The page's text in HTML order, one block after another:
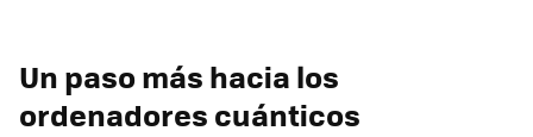
Un paso más hacia los
ordenadores cuánticos